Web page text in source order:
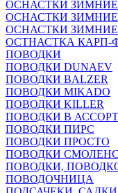
ОСНАСТКИ
ОСНАСТКИ
ОСНАСТКИ ЗИМНИЕ
ОСТНАСТКА КАРП-
ПОВОДКИ
ПОВОДКИ DUNAEV
ПОВОДКИ BALZER
ПОВОДКИ MIKADO
ПОВОДКИ KILLER
ПОВОДКИ В
ПОВОДКИ ПИРС
ПОВОДКИ ПРОСТО
ПОВОДКИ
ПОВОДКИ,
ПОВОДОЧНИЦА